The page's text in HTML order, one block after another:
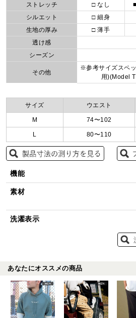
ストレッチ □ なし
シルエット
□ 細身
生地の厚み
□ 薄手
透け感
シーズン
その他
※参考サイズスペ
用)(Model
サイズ ウエスト
M 74〜102
L 80〜110
機能
素材
洗濯表示
あなたにオススメの商品